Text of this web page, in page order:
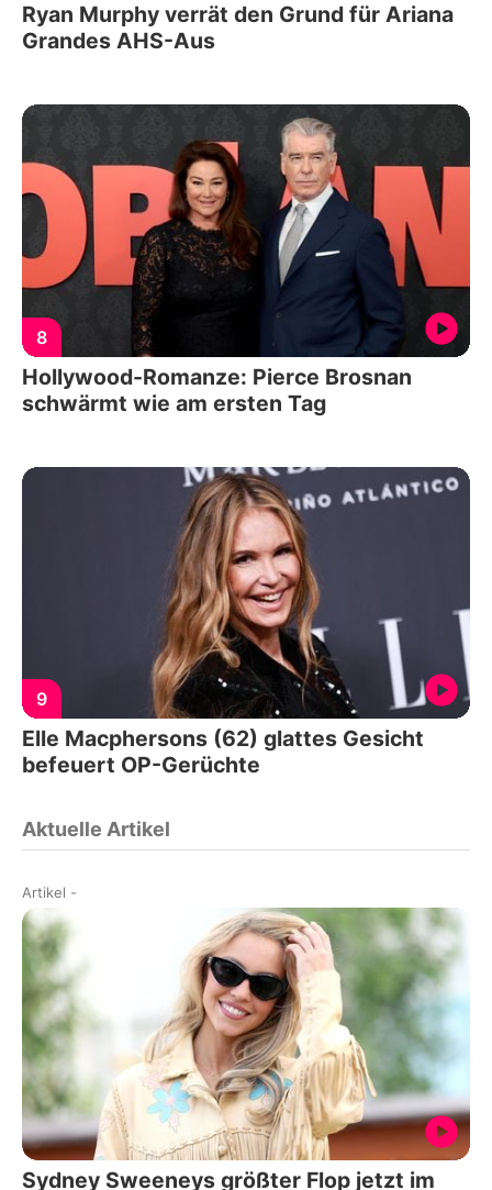
Ryan Murphy verrät den Grund für Ariana
Grandes AHS-Aus
8
Hollywood-Romanze: Pierce Brosnan
schwärmt wie am ersten Tag
9
Elle Macphersons (62) glattes Gesicht
befeuert OP-Gerüchte
Aktuelle Artikel
Artikel -
Sydney Sweeneys größter Flop jetzt im